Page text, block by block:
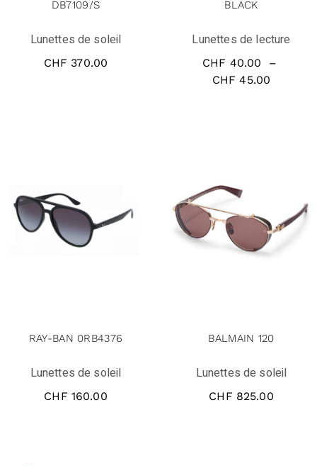
DB7109/S
Lunettes de soleil
CHF 370.00
BLACK
Lunettes de lecture
CHF 40.00
–
CHF 45.00
RAY-BAN 0RB4376
Lunettes de soleil
CHF 160.00
BALMAIN 120
Lunettes de soleil
CHF 825.00